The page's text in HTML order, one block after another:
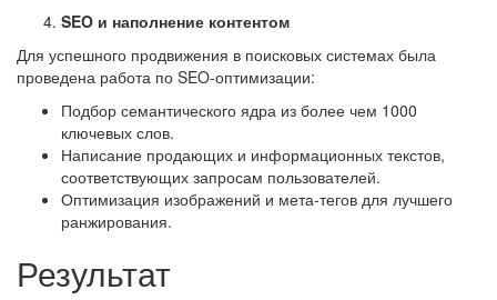
SEO и наполнение контентом
Для успешного продвижения в поисковых системах была
проведена работа по SEO-оптимизации:
Подбор семантического ядра из более чем 1000
ключевых слов.
Написание продающих и информационных текстов,
соответствующих запросам пользователей.
Оптимизация изображений и мета-тегов для лучшего
ранжирования.
Результат